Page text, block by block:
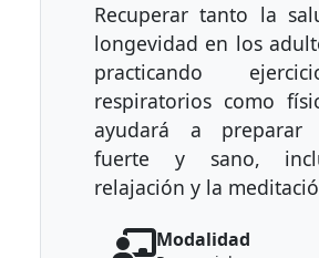
Recuperar tanto la
longevidad en los
practicando
respiratorios como
ayudará a preparar
fuerte y sano,
relajación y la
Modalidad